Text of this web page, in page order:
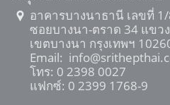
อาคารบางนาธานี เลขที่
ซอยบางนา-ตราด 34 แขว
เขตบางนา กรุงเทพฯ
Email:
โทร: 0 2398 0027
แฟกซ์: 0 2399 1768-9